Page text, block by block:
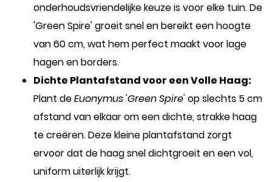
onderhoudsvriendelijke keuze is voor elke tuin. De
'Green Spire' groeit snel en bereikt een hoogte
van 60 cm, wat hem perfect maakt voor lage
hagen en borders.
Dichte Plantafstand voor een Volle Haag:
Plant deEuonymus 'Green Spire'op slechts 5 cm
afstand van elkaar om een dichte, strakke haag
te creëren. Deze kleine plantafstand zorgt
ervoor dat de haag snel dichtgroeit en een vol,
uniform uiterlijk krijgt.